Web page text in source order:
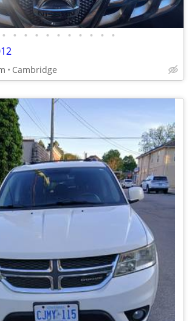
• • • • • • • • • • •
Cambridge